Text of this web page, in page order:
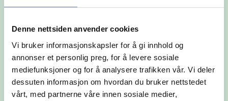
Denne nettsiden anvender cookies
Vi bruker informasjonskapsler for å gi innhold og
annonser et personlig preg, for å levere sosiale
mediefunksjoner og for å analysere trafikken vår. Vi deler
dessuten informasjon om hvordan du bruker nettstedet
vårt, med partnerne våre innen sosiale medier,
og arbeidsmåte.